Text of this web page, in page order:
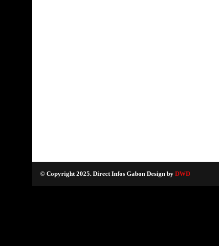
© Copyright 2025. Direct Infos Gabon Design by DWD